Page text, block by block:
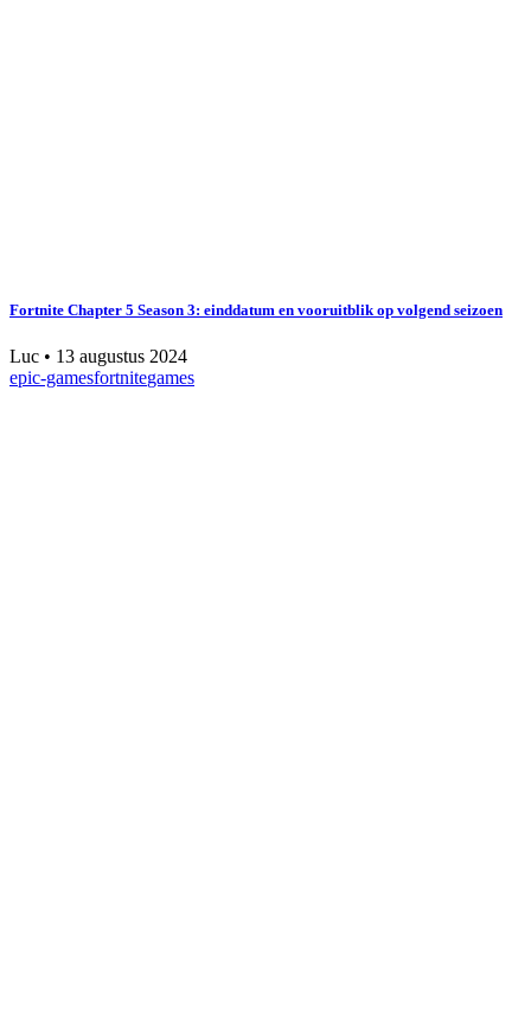
Fortnite Chapter 5 Season 3: einddatum en vooruitblik op volgend seizoen
Luc • 13 augustus 2024
epic-gamesfortnitegames